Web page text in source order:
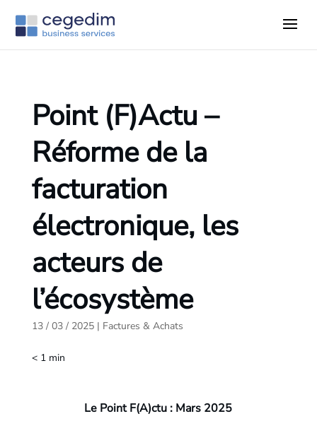
Point (F)Actu –
Réforme de la
facturation
électronique, les
acteurs de
l’écosystème
13 / 03 / 2025| Factures & Achats
< 1 min
Le Point F(A)ctu : Mars 2025